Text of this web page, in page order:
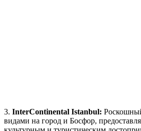
3. InterContinental Istanbul:
видами на город и Босфор,